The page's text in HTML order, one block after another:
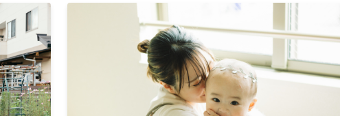
と思える一枚に出会えます。まずは、ラブグラフの
をご覧くださ